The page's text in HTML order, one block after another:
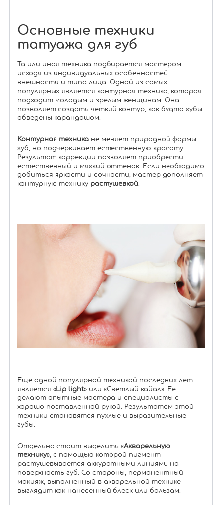
Основные техники
татуажа для губ
Та или иная техника подбирается мастером
исходя из индивидуальных особенностей
внешности и типа лица. Одной из самых
популярных является контурная техника, которая
подходит молодым и зрелым женщинам. Она
позволяет создать четкий контур, как будто губы
обведены карандашом.
Контурная техникане меняет природной формы
губ, но подчеркивает естественную красоту.
Результат коррекции позволяет приобрести
естественный и мягкий оттенок. Если необходимо
добиться яркости и сочности, мастер дополняет
контурную технику растушевкой.
Еще одной популярной техникой последних лет
является «Lip light» или «Светлый кайал». Ее
делают опытные мастера и специалисты с
хорошо поставленной рукой. Результатом этой
техники становятся пухлые и выразительные
губы.
Отдельно стоит выделить «Акварельную
технику», с помощью которой пигмент
растушевывается аккуратными линиями на
поверхность губ. Со стороны, перманентный
макияж, выполненный в акварельной технике
выглядит как нанесенный блеск или бальзам.